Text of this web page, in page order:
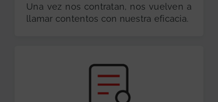
Una vez nos contratan, nos vuelven a
llamar contentos con nuestra eficacia.